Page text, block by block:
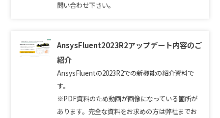
問い合わせ下さい。
AnsysFluent2023R2アップデート内容のご
紹介
AnsysFluentの2023R2での新機能の紹介資料で
す。
※PDF資料のため動画が画像になっている箇所が
あります。完全な資料をお求めの方は弊社までお